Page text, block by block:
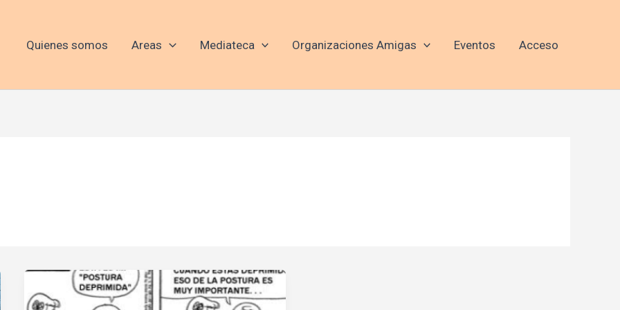
Quienes somos Areas Mediateca Organizaciones Amigas Eventos Acceso